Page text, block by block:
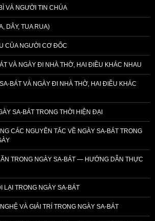
VÀ NGƯỜI TIN CHÚA
DÂY, TUA RUA)
CỦA NGƯỜI CƠ ĐỐC
VÀ NGÀY ĐI NHÀ THỜ, HAI ĐIỀU KHÁC NHAU
BÁT VÀ NGÀY ĐI NHÀ THỜ, HAI ĐIỀU KHÁC
SA-BÁT TRONG THỜI HIỆN ĐẠI
CÁC NGUYÊN TẮC VỀ NGÀY SA-BÁT TRONG
TRONG NGÀY SA-BÁT — HƯỚNG DẪN THỰC
LẠI TRONG NGÀY SA-BÁT
VÀ GIẢI TRÍ TRONG NGÀY SA-BÁT